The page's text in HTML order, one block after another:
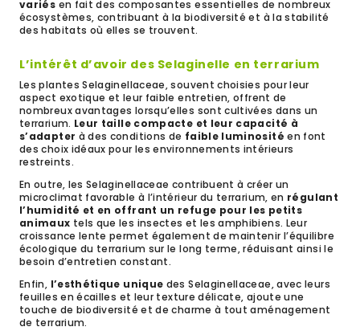
variés en fait des composantes essentielles de nombreux
écosystèmes, contribuant à la biodiversité et à la stabilité
des habitats où elles se trouvent.
L’intérêt d’avoir des Selaginelle en terrarium
Les plantes Selaginellaceae, souvent choisies pour leur
aspect exotique et leur faible entretien, offrent de
nombreux avantages lorsqu’elles sont cultivées dans un
terrarium. Leur taille compacte et leur capacité à
s’adapter à des conditions de faible luminosité en font
des choix idéaux pour les environnements intérieurs
restreints.
En outre, les Selaginellaceae contribuent à créer un
microclimat favorable à l’intérieur du terrarium, en régulant
l’humidité et en offrant un refuge pour les petits
animaux tels que les insectes et les amphibiens. Leur
croissance lente permet également de maintenir l’équilibre
écologique du terrarium sur le long terme, réduisant ainsi le
besoin d’entretien constant.
Enfin, l’esthétique unique des Selaginellaceae, avec leurs
feuilles en écailles et leur texture délicate, ajoute une
touche de biodiversité et de charme à tout aménagement
de terrarium.